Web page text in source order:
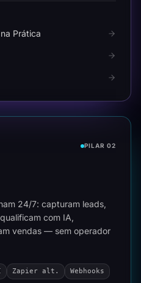
Prática
PILAR 02
24/7: capturam leads,
com IA,
vendas — sem operador
Zapier alt. Webhooks